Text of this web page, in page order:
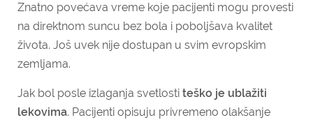
Znatno povećava vreme koje pacijenti mogu provesti
na direktnom suncu bez bola i poboljšava kvalitet
života. Još uvek nije dostupan u svim evropskim
zemljama.
Jak bol posle izlaganja svetlosti teško je ublažiti
lekovima. Pacijenti opisuju privremeno olakšanje